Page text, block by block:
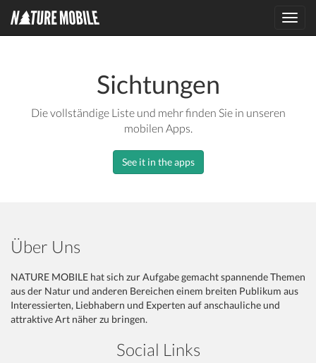
Sichtungen
Die vollständige Liste und mehr finden Sie in unseren
mobilen Apps.
See it in the apps
Über Uns
NATURE MOBILE hat sich zur Aufgabe gemacht spannende Themen
aus der Natur und anderen Bereichen einem breiten Publikum aus
Interessierten, Liebhabern und Experten auf anschauliche und
attraktive Art näher zu bringen.
Social Links